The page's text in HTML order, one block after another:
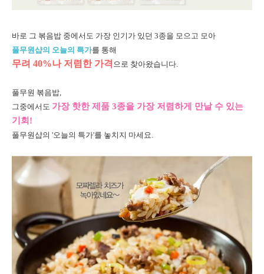
바로 그 볶음밥 중에서도 가장 인기가 있던 3종을 모으고 모아
풀무원샵의 오늘의 특가를 통해
무려 40%나 저렴한 가격 으로 찾아왔습니다.
풀무원 볶음밥,
그중에서도 가장 핫한 제품 3종을 가장 저렴하게 만날 수 있는
기회!
풀무원샵의 '오늘의 특가'를 놓치지 마세요.